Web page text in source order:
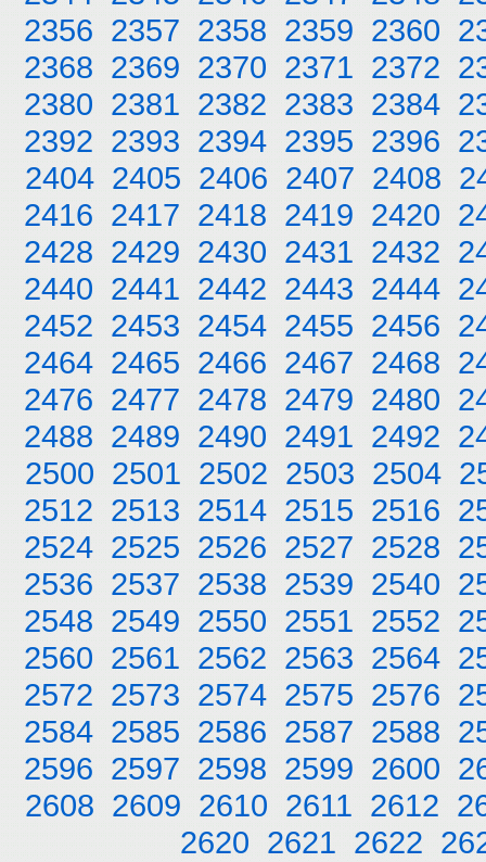
2356 2357 2358 2359 2360
2368 2369 2370 2371 2372
2380 2381 2382 2383 2384
2392 2393 2394 2395 2396
2404 2405 2406 2407 2408
2416 2417 2418 2419 2420
2428 2429 2430 2431 2432
2440 2441 2442 2443 2444
2452 2453 2454 2455 2456
2464 2465 2466 2467 2468
2476 2477 2478 2479 2480
2488 2489 2490 2491 2492
2500 2501 2502 2503 2504
2512 2513 2514 2515 2516
2524 2525 2526 2527 2528
2536 2537 2538 2539 2540
2548 2549 2550 2551 2552
2560 2561 2562 2563 2564
2572 2573 2574 2575 2576
2584 2585 2586 2587 2588
2596 2597 2598 2599 2600
2608 2609 2610 2611 2612
2620 2621 2622